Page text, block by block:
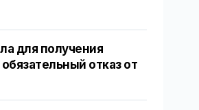
для получения
отказ от